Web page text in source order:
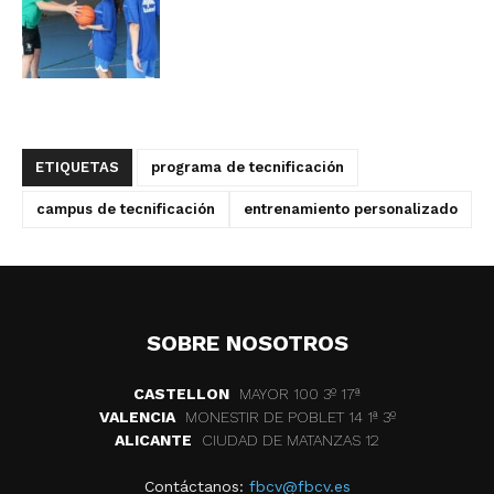
ETIQUETAS programa de tecnificación
campus de tecnificación entrenamiento personalizado
SOBRE NOSOTROS
CASTELLON
MAYOR 100 3º 17ª
VALENCIA
MONESTIR DE POBLET 14 1ª 3º
ALICANTE
CIUDAD DE MATANZAS 12
Contáctanos: fbcv@fbcv.es